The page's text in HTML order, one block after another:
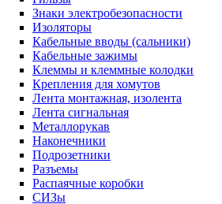
Знаки электробезопасности
Изоляторы
Кабельные вводы (сальники)
Кабельные зажимы
Клеммы и клеммные колодки
Крепления для хомутов
Лента монтажная, изолента
Лента сигнальная
Металлорукав
Наконечники
Подрозетники
Разъемы
Распаячные коробки
СИЗы